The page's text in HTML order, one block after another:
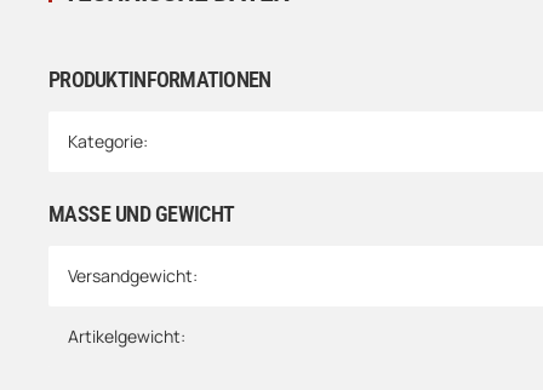
PRODUKTINFORMATIONEN
Produkteigenschaft
Wert
Kategorie:
MASSE UND GEWICHT
Versandgewicht:
Artikelgewicht: